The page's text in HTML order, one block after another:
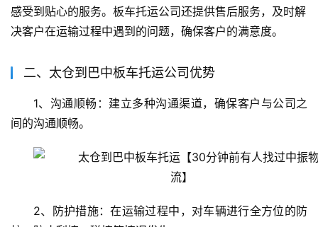
感受到贴心的服务。板车托运公司还提供售后服务，及时解
决客户在运输过程中遇到的问题，确保客户的满意度。
二、太仓到巴中板车托运公司优势
1、沟通顺畅：建立多种沟通渠道，确保客户与公司之
间的沟通顺畅。
2、防护措施：在运输过程中，对车辆进行全方位的防